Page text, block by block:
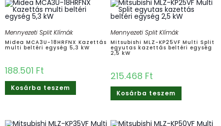
Mennyezeti Split Klímák
Midea MCA3U-18HRFNX Kazettás
multi beltéri egység 5,3 kW
188.501 Ft
Kosárba teszem
Mennyezeti Split Klímák
Mitsubishi MLZ-KP25VF Multi Split
egyutas kazettás beltéri egység
2,5 kW
215.468 Ft
Kosárba teszem